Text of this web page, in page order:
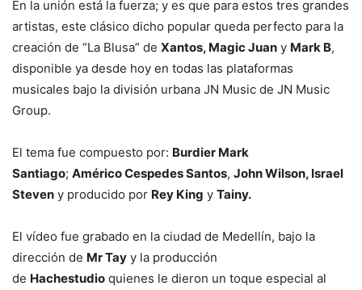
En la unión está la fuerza; y es que para estos tres grandes
artistas, este clásico dicho popular queda perfecto para la
creación de “La Blusa” de Xantos, Magic Juan y Mark B,
disponible ya desde hoy en todas las plataformas
musicales bajo la división urbana JN Music de JN Music
Group.
El tema fue compuesto por: Burdier Mark
Santiago; Américo Cespedes Santos, John Wilson, Israel
Steven y producido por Rey King y Tainy.
El vídeo fue grabado en la ciudad de Medellín, bajo la
dirección de Mr Tay y la producción
de Hachestudio quienes le dieron un toque especial al